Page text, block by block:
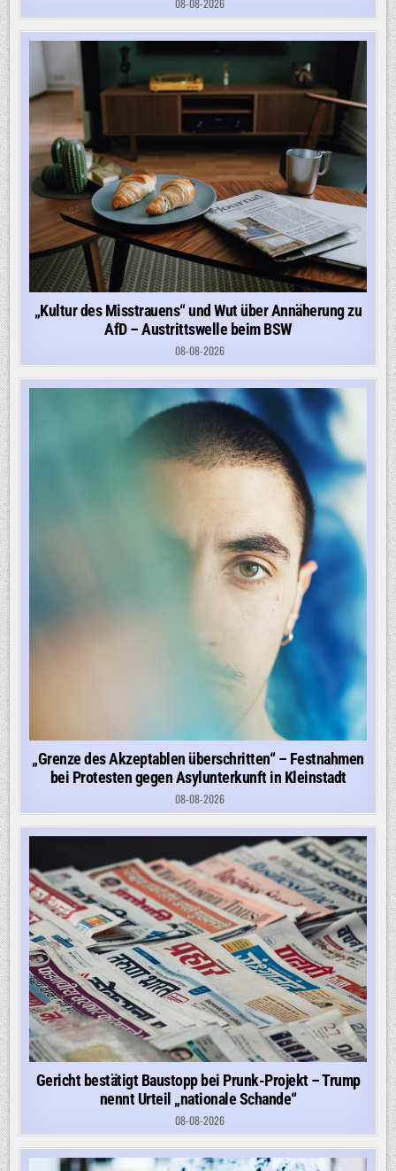
08-08-2026
„Kultur des Misstrauens“ und Wut über Annäherung zu
AfD – Austrittswelle beim BSW
08-08-2026
„Grenze des Akzeptablen überschritten“ – Festnahmen
bei Protesten gegen Asylunterkunft in Kleinstadt
08-08-2026
Gericht bestätigt Baustopp bei Prunk-Projekt – Trump
nennt Urteil „nationale Schande“
08-08-2026